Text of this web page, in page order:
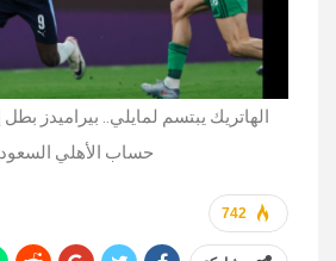
الهاتريك يبتسم لمايلي.. بيراميدز بطل
حساب الأهلي
742